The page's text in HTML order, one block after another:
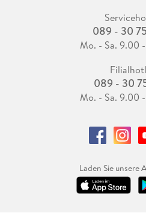
089 - 30
Mo. - Sa. 9.00
089 - 30
Mo. - Sa. 9.00
Laden Sie unsere